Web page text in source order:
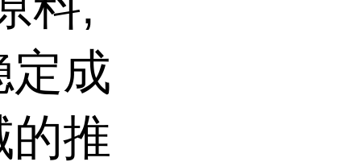
定成
的推